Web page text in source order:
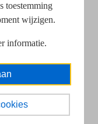
toestemming
wijzigen.
informatie.